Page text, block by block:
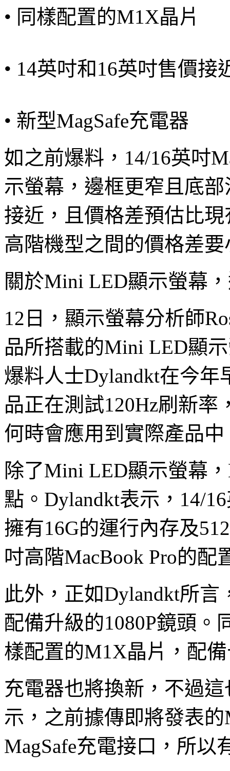
• 同樣配置的M1X晶片
• 14英吋和16英吋售價接
• 新型MagSafe充電器
如之前爆料，14/16英吋
示螢幕，邊框更窄且底
接近，且價格差預估比現
高階機型之間的價格差
關於Mini LED顯示螢幕
12日，顯示螢幕分析師
品所搭載的Mini LED顯
爆料人士Dylandkt在今年
品正在測試120Hz刷新率
何時會應用到實際產品中
除了Mini LED顯示螢幕
點。Dylandkt表示，14/
擁有16G的運行內存及
吋高階MacBook Pro的配
此外，正如Dylandkt所言
配備升級的1080P鏡頭。
樣配置的M1X晶片，配
充電器也將換新，不過
示，之前據傳即將發表
MagSafe充電接口，所